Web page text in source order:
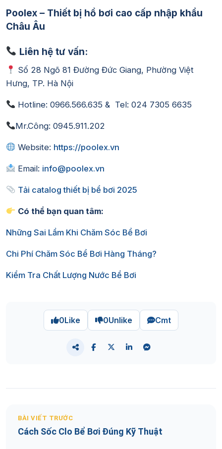
Poolex – Thiết bị hồ bơi cao cấp nhập khẩu
Châu Âu
Liên hệ tư vấn:
Số 28 Ngõ 81 Đường Đức Giang, Phường Việt
Hưng, TP. Hà Nội
Hotline: 0966.566.635 & Tel: 024 7305 6635
Mr.Công: 0945.911.202
Website: https://poolex.vn
Email: info@poolex.vn
Tải catalog thiết bị bể bơi 2025
Có thể bạn quan tâm:
Những Sai Lầm Khi Chăm Sóc Bể Bơi
Chi Phí Chăm Sóc Bể Bơi Hàng Tháng?
Kiểm Tra Chất Lượng Nước Bể Bơi
0Like 0Unlike Cmt
BÀI VIẾT TRƯỚC
Cách Sốc Clo Bể Bơi Đúng Kỹ Thuật